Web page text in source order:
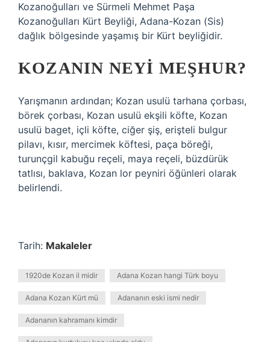
Kozanoğulları ve Sürmeli Mehmet Paşa
Kozanoğulları Kürt Beyliği, Adana-Kozan (Sis)
dağlık bölgesinde yaşamış bir Kürt beyliğidir.
KOZANIN NEYI MEŞHUR?
Yarışmanın ardından; Kozan usulü tarhana çorbası,
börek çorbası, Kozan usulü ekşili köfte, Kozan
usulü baget, içli köfte, ciğer şiş, erişteli bulgur
pilavı, kısır, mercimek köftesi, paça böreği,
turunçgil kabuğu reçeli, maya reçeli, büzdürük
tatlısı, baklava, Kozan lor peyniri öğünleri olarak
belirlendi.
Tarih: Makaleler
1920de Kozan il midir Adana Kozan hangi Türk boyu
Adana Kozan Kürt mü Adananın eski ismi nedir
Adananın kahramanı kimdir